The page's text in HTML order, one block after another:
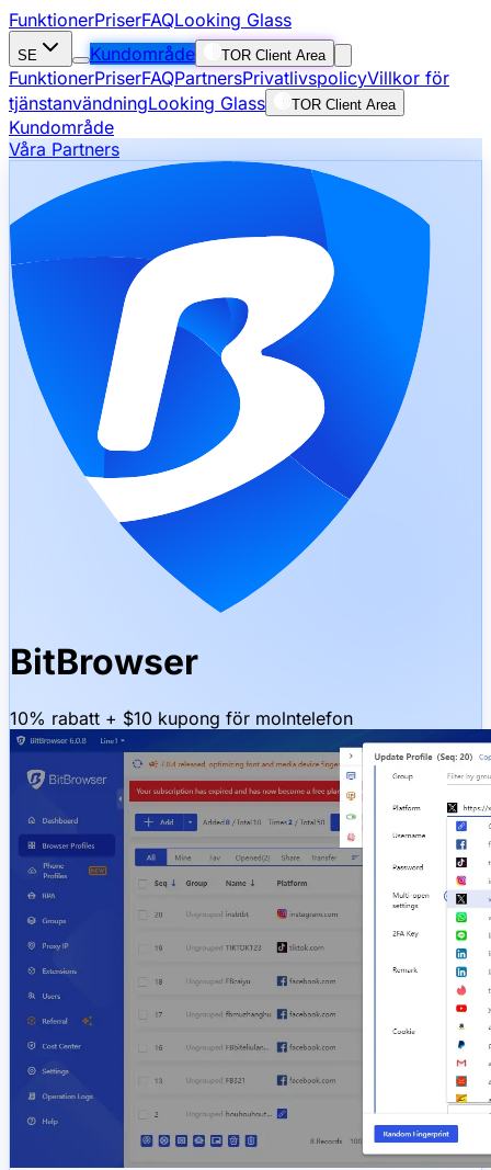
FunktionerPriserFAQLooking Glass
SE Kundområde TOR Client Area
FunktionerPriserFAQPartnersPrivatlivspolicyVillkor för
tjänstanvändningLooking Glass TOR Client Area
Kundområde
Våra Partners
BitBrowser
10% rabatt + $10 kupong för molntelefon